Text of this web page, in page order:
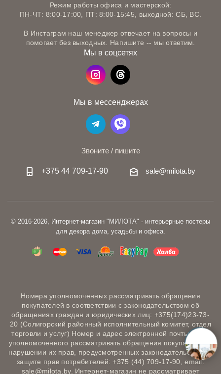
Режим работы офиса и мастерской:
ПН-ЧТ: 8:00-17:00, ПТ: 8:00-15:45, выходной: СБ, ВС.
В Инстаграм наш менеджер отвечает на вопросы и
помогает без выходных. Напишите -- мы ответим.
Мы в соцсетях
Мы в мессенджерах
Звоните / пишите
+375 44 709-17-90 sale@milota.by
© 2016-2026, Интернет-магазин "МИЛОТА" - интерьерные постеры
для декора дома, усадьбы и офиса.
Номера уполномоченных рассматривать обращения
покупателей в соответствии с законодательством об
обращениях граждан и юридических лиц: +375(174)23-73-
20 (Солигорский районный исполнительный комитет, отдел
торговли и услуг) Номер и адрес электронной почты лица,
уполномоченного рассматривать обращения покупателей о
нарушении их прав, предусмотренных законодательством о
защите прав потребителей: +375 (44) 709-17-90, email:
sale@milota.by. Интернет-магазин не рассматривает